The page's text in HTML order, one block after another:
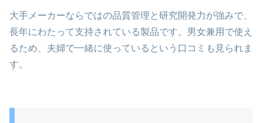
大手メーカーならではの品質管理と研究開発力が強みで、
長年にわたって支持されている製品です。男女兼用で使え
るため、夫婦で一緒に使っているという口コミも見られま
す。